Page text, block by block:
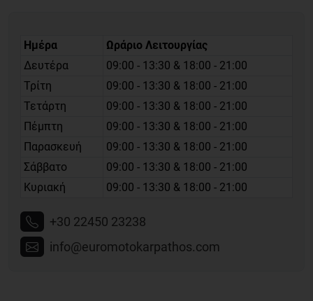
Ημέρα
Ωράριο Λειτουργίας
Δευτέρα
09:00 - 13:30 & 18:00 - 21:00
Τρίτη
09:00 - 13:30 & 18:00 - 21:00
Τετάρτη
09:00 - 13:30 & 18:00 - 21:00
Πέμπτη
09:00 - 13:30 & 18:00 - 21:00
Παρασκευή
09:00 - 13:30 & 18:00 - 21:00
Σάββατο
09:00 - 13:30 & 18:00 - 21:00
Κυριακή
09:00 - 13:30 & 18:00 - 21:00
+30 22450 23238
info@euromotokarpathos.com